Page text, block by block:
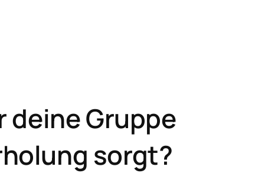
deine Gruppe
sorgt?